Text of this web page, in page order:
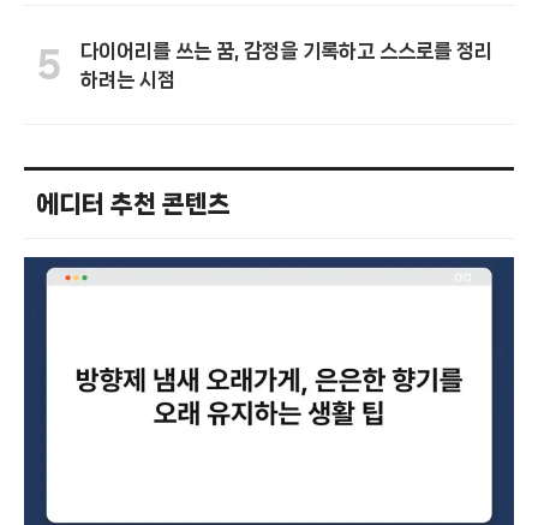
5
다이어리를 쓰는 꿈, 감정을 기록하고 스스로를 정리
하려는 시점
에디터 추천 콘텐츠